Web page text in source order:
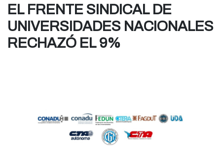
EL FRENTE SINDICAL DE
UNIVERSIDADES NACIONALES
RECHAZÓ EL 9%